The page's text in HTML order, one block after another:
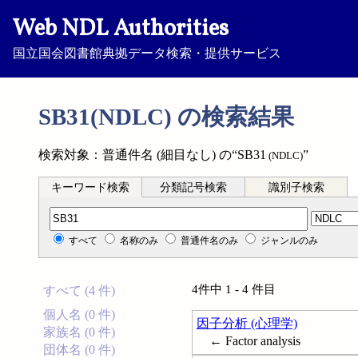
Web NDL Authorities
国立国会図書館典拠データ検索・提供サービス
SB31(NDLC) の検索結果
検索対象：普通件名 (細目なし) の“SB31 (NDLC)”
キーワード検索 分類記号検索 識別子検索
分類記号検索
すべて 名称のみ 普通件名のみ ジャンルのみ
すべて (4 件)
個人名 (0 件)
家族名 (0 件)
団体名 (0 件)
4件中 1 - 4 件目
因子分析 (心理学)
← Factor analysis